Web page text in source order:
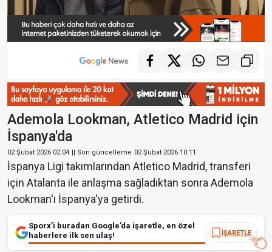
Ademola Lookman, Atletico Madrid için
İspanya'da
02 Şubat 2026 02:04 || Son güncelleme 02 Şubat 2026 10:11
İspanya Ligi takımlarından Atletico Madrid, transferi
için Atalanta ile anlaşma sağladıktan sonra Ademola
Lookman'ı İspanya'ya getirdi.
Sporx’i buradan Google’da işaretle, en özel
haberlere ilk sen ulaş!
İŞARETLE